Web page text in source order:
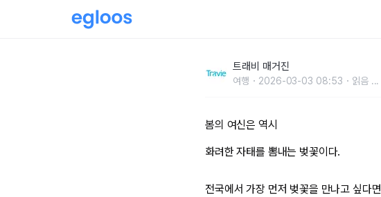
트래비 매거진
여행 2026-03-03 08:53 읽음 ...
봄의 여신은 역시
화려한 자태를 뽐내는 벚꽃이다.
전국에서 가장 먼저 벚꽃을 만나고 싶다면